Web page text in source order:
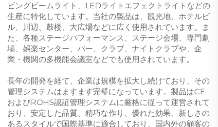
ビングビームライト、LEDライトエフェクトライトなどの
生産に特化しています。当社の製品は、観光地、ホテルビ
ル、川辺、鼓楼、大広場などに広く使用されています。ま
た、各種ステージパフォーマンス、ステージ会場、専門劇
場、娯楽センター、バー、クラブ、ナイトクラブや、企
業・機関の多機能会議室などでも使用されています。
長年の開発を経て、企業は規模を拡大し続けており、その
管理システムはますます完璧になっています。製品はCE
およびROHS認証管理システムに厳格に従って運営されて
おり、安定した品質、精巧な作り、優れた効果、新しさの
あるスタイルで国際基準に適合しており、国内外の顧客の